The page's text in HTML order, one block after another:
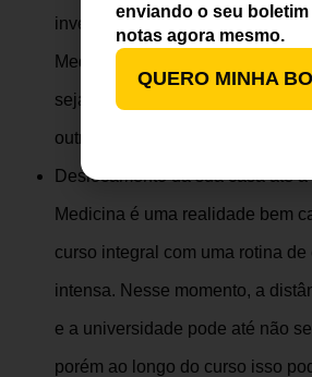
investimento que será necessário
Medicina na USP e na
seja problema para você, então
outros aspectos importantes.
Deslocamento da sua casa até
Medicina é uma realidade bem
curso integral com uma rotina
intensa. Nesse momento, a
e a universidade pode até não
porém ao longo do curso isso
enviando o seu boletim
notas agora mesmo.
QUERO MINHA